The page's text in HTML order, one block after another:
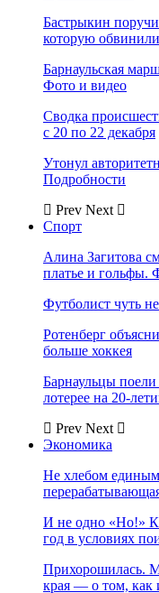
Бастрыкин
которую
Барнаульская
Фото и видео
Сводка
с 20 по 22 декабря
Утонул
Подробности
Prev Next
Спорт
Алина Загитова
платье и гольфы.
Футболист чуть
Ротенберг
больше хоккея
Барнаульцы
лотерее на 20-
Prev Next
Экономика
Не хлебом
И не одно «Но!»
год в условиях
Прихорошилась.
края — о том, как